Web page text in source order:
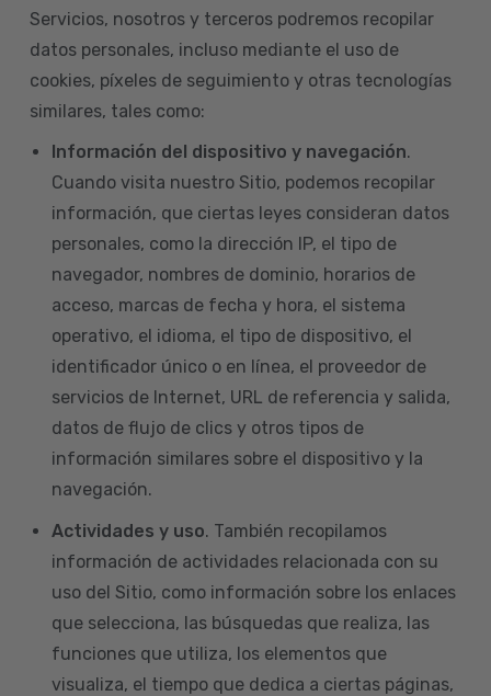
Servicios, nosotros y terceros podremos recopilar
datos personales, incluso mediante el uso de
cookies, píxeles de seguimiento y otras tecnologías
similares, tales como:
Información del dispositivo y navegación.
Cuando visita nuestro Sitio, podemos recopilar
información, que ciertas leyes consideran datos
personales, como la dirección IP, el tipo de
navegador, nombres de dominio, horarios de
acceso, marcas de fecha y hora, el sistema
operativo, el idioma, el tipo de dispositivo, el
identificador único o en línea, el proveedor de
servicios de Internet, URL de referencia y salida,
datos de flujo de clics y otros tipos de
información similares sobre el dispositivo y la
navegación.
Actividades y uso. También recopilamos
información de actividades relacionada con su
uso del Sitio, como información sobre los enlaces
que selecciona, las búsquedas que realiza, las
funciones que utiliza, los elementos que
visualiza, el tiempo que dedica a ciertas páginas,